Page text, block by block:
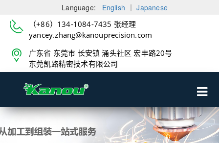
Language: English ｜Japanese
（+86）134-1084-7435 张经理
yancey.zhang@kanouprecision.com
广东省 东莞市 长安镇 涌头社区 宏丰路20号
东莞凯路精密技术有限公司